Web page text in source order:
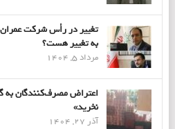
تغییر در رأس شرکت
به تغییر هست؟
مرداد 5, 1404
اعتراض مصرف‌کنندگان به
نخرید»
آذر 27, 1404